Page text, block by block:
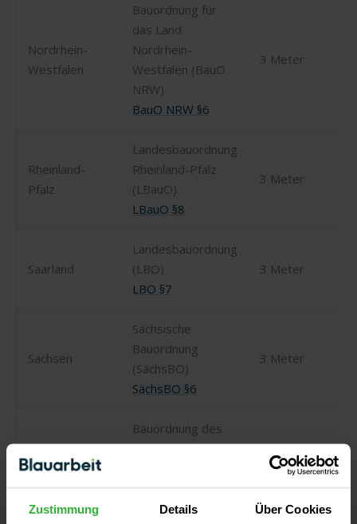
Zustimmung Details Über Cookies
Nordrhein-
Westfalen
Bauordnung für
das Land
Nordrhein-
Westfalen (BauO
NRW)
BauO NRW §6
3 Meter
Rheinland-
Pfalz
Landesbauordnung
Rheinland-Pfalz
(LBauO)
LBauO §8
3 Meter
Saarland
Landesbauordnung
(LBO)
LBO §7
3 Meter
Sachsen
Sächsische
Bauordnung
(SächsBO)
SächsBO §6
3 Meter
Sachsen-
Anhalt
Bauordnung des
Landes Sachsen-
BauO LSA §6
3 Meter